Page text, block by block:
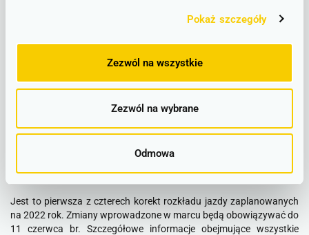
Pokaż szczegóły
Zezwól na wszystkie
Zezwól na wybrane
Odmowa
12 kwietnia do 25 maja, oraz w relacji Legnica – Jawor, na którą
– Wprowadzane przez nas zmiany mają ścisły związek z pracami
Czasowe korekty, które są ogłaszane kilka razy w roku, mają na
modernizacyjnych PKP PLK. Czasem, z uwagi na zamknięcie
konkretnej linii, przewoźnik musi wprowadzić na wybranej trasie
a pociągi powracają na wybrane linie dość szybko – podkreśla
rzecznik Kolei Dolnośląskich.
Jest to pierwsza z czterech korekt rozkładu jazdy zaplanowanych
na 2022 rok. Zmiany wprowadzone w marcu będą obowiązywać do
11 czerwca br. Szczegółowe informacje obejmujące wszystkie